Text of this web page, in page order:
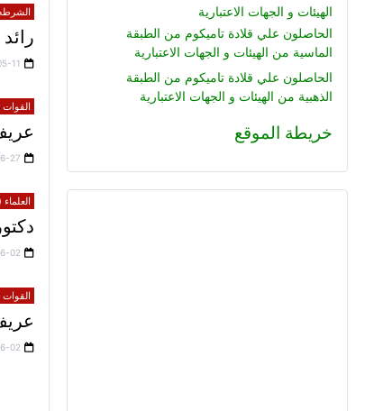
الهيئات و الجهات الاعتبارية
الحاصلون علي قلادة تاميكوم من الطبقة
الماسية من الهيئات و الجهات الاعتبارية
الحاصلون علي قلادة تاميكوم من الطبقة
الذهبية من الهيئات و الجهات الاعتبارية
خريطة الموقع
11
27
02
02